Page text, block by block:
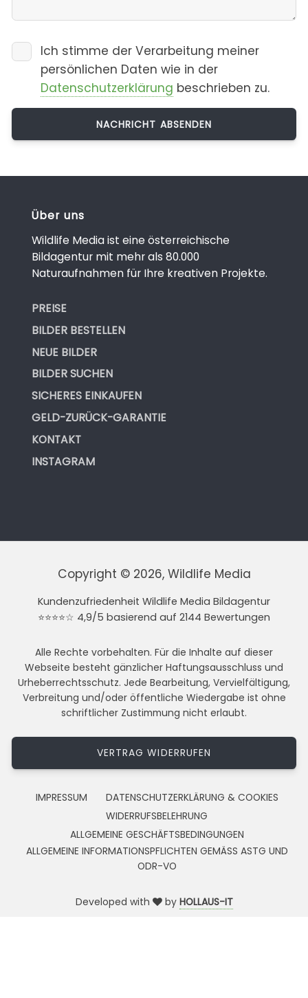
Ich stimme der Verarbeitung meiner
persönlichen Daten wie in der
Datenschutzerklärung beschrieben zu.
Über uns
Wildlife Media ist eine österreichische
Bildagentur mit mehr als 80.000
Naturaufnahmen für Ihre kreativen Projekte.
PREISE
BILDER BESTELLEN
NEUE BILDER
BILDER SUCHEN
SICHERES EINKAUFEN
GELD-ZURÜCK-GARANTIE
KONTAKT
INSTAGRAM
Copyright © 2026, Wildlife Media
Kundenzufriedenheit Wildlife Media Bildagentur
⭐⭐⭐⭐☆ 4,9/5 basierend auf 2144 Bewertungen
Alle Rechte vorbehalten. Für die Inhalte auf dieser
Webseite besteht gänzlicher Haftungsausschluss und
Urheberrechtsschutz. Jede Bearbeitung, Vervielfältigung,
Verbreitung und/oder öffentliche Wiedergabe ist ohne
schriftlicher Zustimmung nicht erlaubt.
VERTRAG WIDERRUFEN
IMPRESSUM
DATENSCHUTZERKLÄRUNG & COOKIES
WIDERRUFSBELEHRUNG
ALLGEMEINE GESCHÄFTSBEDINGUNGEN
ALLGEMEINE INFORMATIONSPFLICHTEN GEMÄSS ASTG UND
ODR-VO
Developed with by HOLLAUS-IT